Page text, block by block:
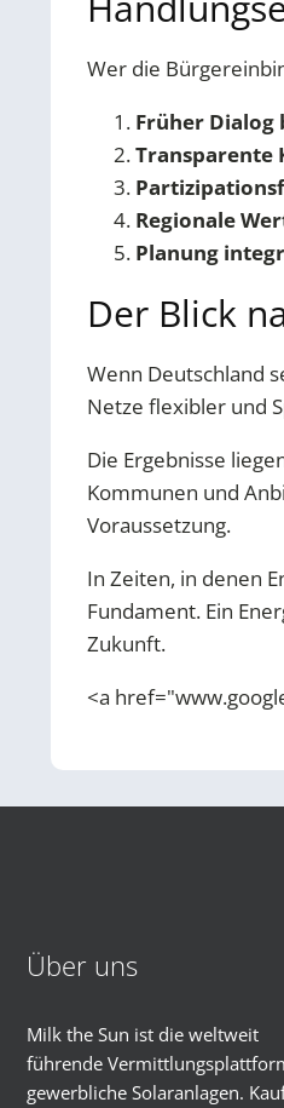
Wer die
Früher Dialog
Transparente
Regionale
Planung
Der Blick
Wenn Deutschland
Netze flexibler und
Die Ergebnisse
Kommunen und
Voraussetzung.
In Zeiten, in denen
Fundament. Ein
Zukunft.
<a
Über uns
Milk the Sun ist die weltweit
führende
gewerbliche Solaranlagen.